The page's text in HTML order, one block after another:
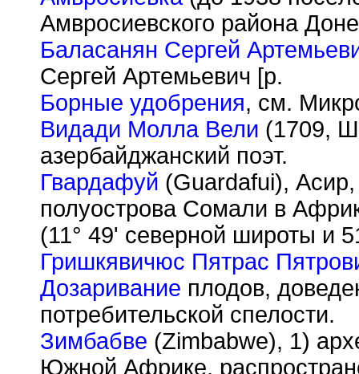
Амвросиевского района
Баласанян Сергей
Сергей Артемьевич [р.
Борные удобрения, см.
Видади Молла Вели (1709,
азербайджанский поэт.
Гвардафуй (Guardafui),
полуострова Сомали в
(11° 49' северной широты и
Гришкявичюс Пятрас
Дозаривание плодов,
потребительской спелости.
Зимбабве (Zimbabwe), 1)
Южной Африке,